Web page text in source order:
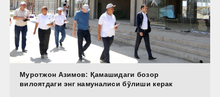
Муротжон Азимов: Қамашидаги бозор
вилоятдаги энг намуналиси бўлиши керак